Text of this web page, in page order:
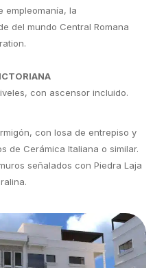
empleomanía, la
del mundo Central Romana
con ascensor incluido.
con losa de entrepiso y
de Cerámica Italiana o similar.
señalados con Piedra Laja